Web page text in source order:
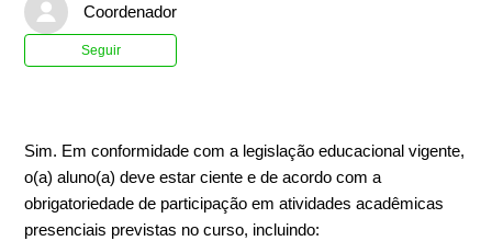
Coordenador
Seguir
Sim. Em conformidade com a legislação educacional vigente,
o(a) aluno(a) deve estar ciente e de acordo com a
obrigatoriedade de participação em atividades acadêmicas
presenciais previstas no curso, incluindo: